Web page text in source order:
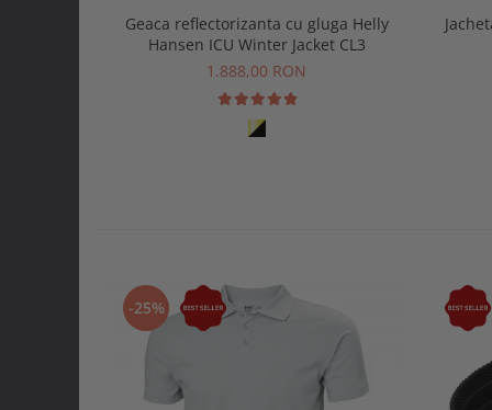
Geaca reflectorizanta cu gluga Helly
Hansen ICU Winter Jacket CL3
1.888,00 RON
-25%